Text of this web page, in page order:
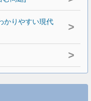
かりやすい現代
>
>